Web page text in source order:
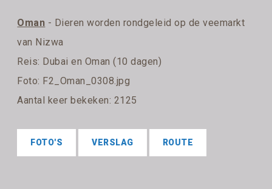
Oman - Dieren worden rondgeleid op de veemarkt
van Nizwa
Reis: Dubai en Oman (10 dagen)
Foto: F2_Oman_0308.jpg
Aantal keer bekeken: 2125
FOTO'S VERSLAG ROUTE